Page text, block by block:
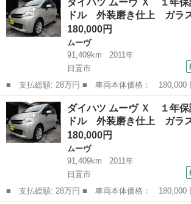
証付 エアコアイドル 外装磨き仕上 ガラス撥
ニング ＣＤ ■...
ドル 外装磨き仕上 ガ
180,000円
ムーヴ
91,409km
2011年
日置市
■ 支払総額: 28万円 ■ 車両本体価格： 180,000 円 ■ メーカー
名： ダイハツ ■ 車種名： ムーヴ ■ グレー
証付 エアコアイドル 外装磨き仕上 ガラス撥
ニング ＣＤ ■...
鹿児島 日置市 ムーヴ 車両
ダイハツ ムーヴ Ｘ １年
ドル 外装磨き仕上 ガ
180,000円
ムーヴ
91,409km
2011年
日置市
■ 支払総額: 28万円 ■ 車両本体価格： 180,000 円 ■ メーカー